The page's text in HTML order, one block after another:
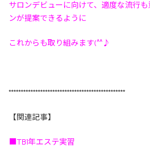
サロンデビューに向けて、適度な流行
ンが提案できるように
これからも取り組みます(^^♪
************************************************
【関連記事】
■TB1年エステ実習